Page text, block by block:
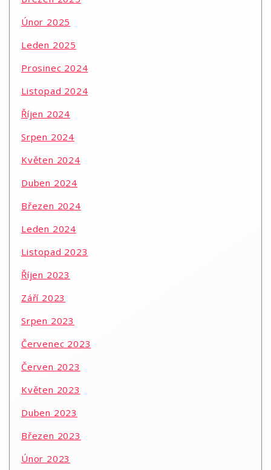
Únor 2025
Leden 2025
Prosinec 2024
Listopad 2024
Říjen 2024
Srpen 2024
Květen 2024
Duben 2024
Březen 2024
Leden 2024
Listopad 2023
Říjen 2023
Září 2023
Srpen 2023
Červenec 2023
Červen 2023
Květen 2023
Duben 2023
Březen 2023
Únor 2023